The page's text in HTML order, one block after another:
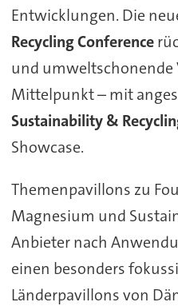
Entwicklungen. Die
Recycling Conference
und umweltschonende
Mittelpunkt – mit
Sustainability &
Showcase.
Themenpavillons zu
Magnesium und
Anbieter nach
einen besonders
Länderpavillons von